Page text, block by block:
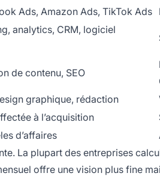
Ads, Amazon Ads, TikTok Ads
analytics, CRM, logiciel
de contenu, SEO
graphique, rédaction
à l’acquisition
d’affaires
La plupart des entreprises
offre une vision plus fine